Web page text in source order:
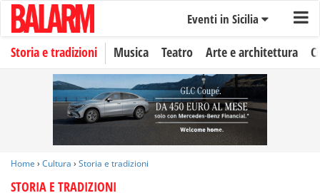
Eventi in Sicilia
Storia e tradizioni Musica Teatro Arte e architettura
Home › Cultura › Storia e tradizioni
STORIA E TRADIZIONI